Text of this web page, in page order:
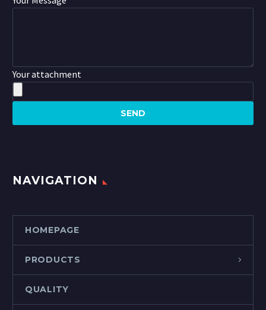
Your attachment
NAVIGATION
HOMEPAGE
PRODUCTS
QUALITY